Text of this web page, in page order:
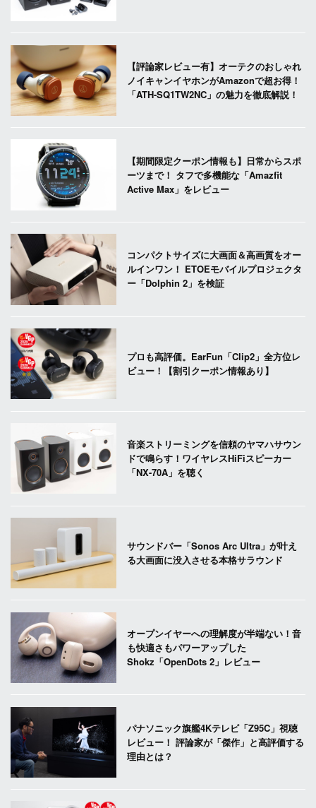
【評論家レビュー有】オーテクのおしゃれ
ノイキャンイヤホンがAmazonで超お得！
「ATH-SQ1TW2NC」の魅力を徹底解説！
【期間限定クーポン情報も】日常からスポ
ーツまで！ タフで多機能な「Amazfit
Active Max」をレビュー
コンパクトサイズに大画面＆高画質をオー
ルインワン！ ETOEモバイルプロジェクタ
ー「Dolphin 2」を検証
プロも高評価。EarFun「Clip2」全方位レ
ビュー！【割引クーポン情報あり】
音楽ストリーミングを信頼のヤマハサウン
ドで鳴らす！ワイヤレスHiFiスピーカー
「NX-70A」を聴く
サウンドバー「Sonos Arc Ultra」が叶え
る大画面に没入させる本格サラウンド
オープンイヤーへの理解度が半端ない！音
も快適さもパワーアップした
Shokz「OpenDots 2」レビュー
パナソニック旗艦4Kテレビ「Z95C」視聴
レビュー！ 評論家が「傑作」と高評価する
理由とは？